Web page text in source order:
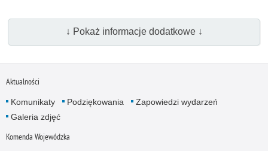
↓ Pokaż informacje dodatkowe ↓
Aktualności
Komunikaty Podziękowania
Zapowiedzi wydarzeń
Galeria zdjęć
Komenda Wojewódzka